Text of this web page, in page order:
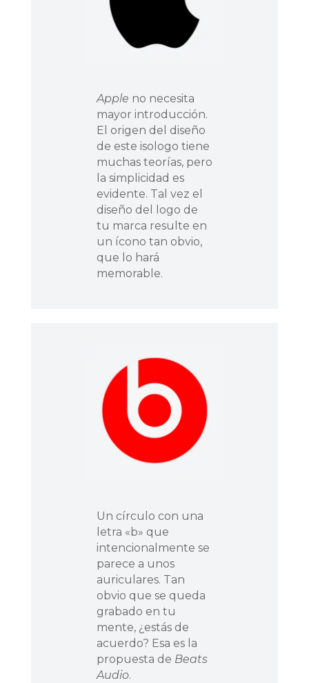
Apple no necesita
mayor introducción.
El origen del diseño
de este isologo tiene
muchas teorías, pero
la simplicidad es
evidente. Tal vez el
diseño del logo de
tu marca resulte en
un ícono tan obvio,
que lo hará
memorable.
Un círculo con una
letra «b» que
intencionalmente se
parece a unos
auriculares. Tan
obvio que se queda
grabado en tu
mente, ¿estás de
acuerdo? Esa es la
propuesta de Beats
Audio.